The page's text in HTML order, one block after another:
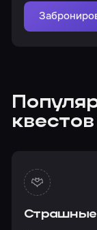
воплотиться
ночные
квестов
Страшные